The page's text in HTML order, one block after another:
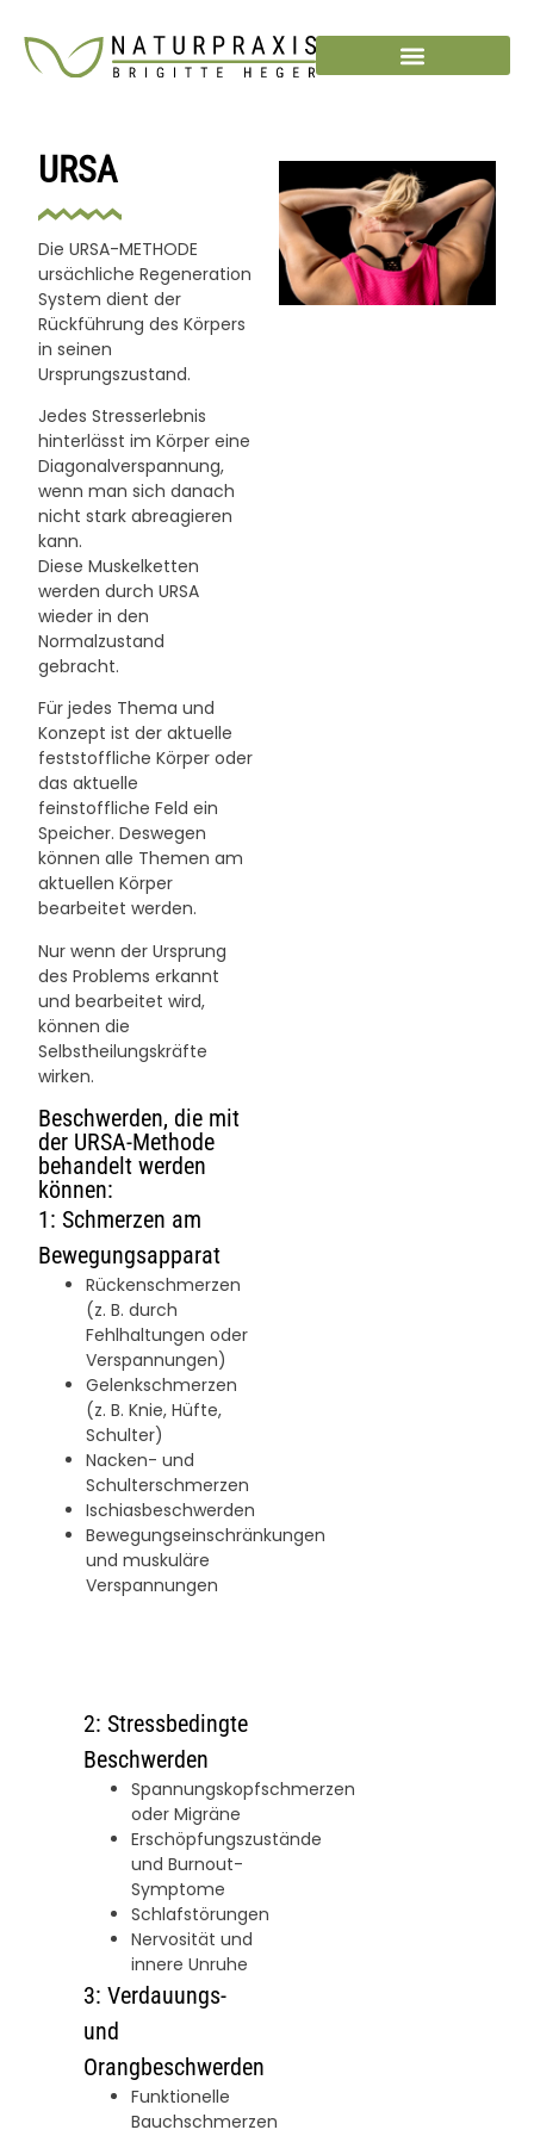
URSA
Die URSA-METHODE
ursächliche Regeneration
System dient der
Rückführung des Körpers
in seinen
Ursprungszustand.
Jedes Stresserlebnis
hinterlässt im Körper eine
Diagonalverspannung,
wenn man sich danach
nicht stark abreagieren
kann.
Diese Muskelketten
werden durch URSA
wieder in den
Normalzustand
gebracht.
Für jedes Thema und
Konzept ist der aktuelle
feststoffliche Körper oder
das aktuelle
feinstoffliche Feld ein
Speicher. Deswegen
können alle Themen am
aktuellen Körper
bearbeitet werden.
Nur wenn der Ursprung
des Problems erkannt
und bearbeitet wird,
können die
Selbstheilungskräfte
wirken.
Beschwerden, die mit
der URSA-Methode
behandelt werden
können:
1: Schmerzen am
Bewegungsapparat
Rückenschmerzen
(z. B. durch
Fehlhaltungen oder
Verspannungen)
Gelenkschmerzen
(z. B. Knie, Hüfte,
Schulter)
Nacken- und
Schulterschmerzen
Ischiasbeschwerden
Bewegungseinschränkungen
und muskuläre
Verspannungen
2: Stressbedingte
Beschwerden
Spannungskopfschmerzen
oder Migräne
Erschöpfungszustände
und Burnout-
Symptome
Schlafstörungen
Nervosität und
innere Unruhe
3: Verdauungs-
und
Orangbeschwerden
Funktionelle
Bauchschmerzen